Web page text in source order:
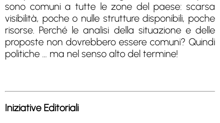
sono comuni a tutte le zone del paese: scarsa
visibilità, poche o nulle strutture disponibili, poche
risorse. Perché le analisi della situazione e delle
proposte non dovrebbero essere comuni? Quindi
politiche … ma nel senso alto del termine!
Iniziative Editoriali